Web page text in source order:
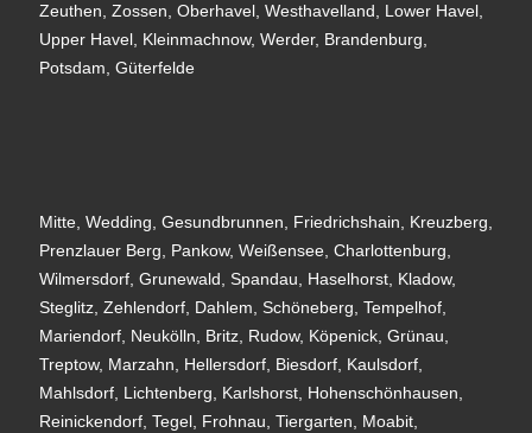
Zeuthen, Zossen, Oberhavel, Westhavelland, Lower Havel,
Upper Havel, Kleinmachnow, Werder, Brandenburg,
Potsdam, Güterfelde
Mitte, Wedding, Gesundbrunnen, Friedrichshain, Kreuzberg,
Prenzlauer Berg, Pankow, Weißensee, Charlottenburg,
Wilmersdorf, Grunewald, Spandau, Haselhorst, Kladow,
Steglitz, Zehlendorf, Dahlem, Schöneberg, Tempelhof,
Mariendorf, Neukölln, Britz, Rudow, Köpenick, Grünau,
Treptow, Marzahn, Hellersdorf, Biesdorf, Kaulsdorf,
Mahlsdorf, Lichtenberg, Karlshorst, Hohenschönhausen,
Reinickendorf, Tegel, Frohnau, Tiergarten, Moabit,